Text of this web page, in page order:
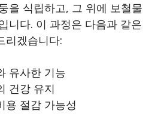
을 식립하고, 그 위에 보철물
니다. 이 과정은 다음과 같은
리겠습니다:
유사한 기능
건강 유지
용 절감 가능성